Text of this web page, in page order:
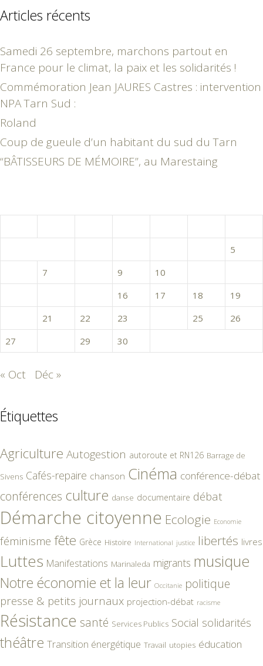
Articles récents
Samedi 26 septembre, marchons partout en
France pour le climat, la paix et les solidarités !
Commémoration Jean JAURES Castres : intervention
NPA Tarn Sud :
Roland
Coup de gueule d’un habitant du sud du Tarn
“BÂTISSEURS DE MÉMOIRE”, au Marestaing
5
7 9 10
16 17 18
19
21 22 23 25
26
27
29 30
« Oct Déc »
Étiquettes
Agriculture Autogestion autoroute et RN126 Barrage de
Sivens Cafés-repaire chanson Cinéma conférence-débat
conférences culture danse documentaire débat
Démarche citoyenne Ecologie Economie
féminisme fête Grèce Histoire International justice libertés livres
Luttes Manifestations Marinaleda migrants musique
Notre économie et la leur Occitanie politique
presse & petits journaux projection-débat racisme
Résistance santé Services Publics Social solidarités
théâtre Transition énergétique Travail utopies éducation